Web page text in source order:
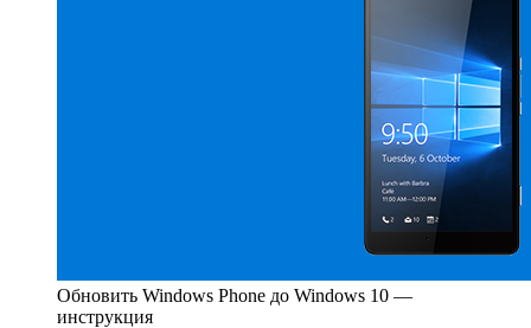
Обновить Windows Phone до Windows 10 —
инструкция